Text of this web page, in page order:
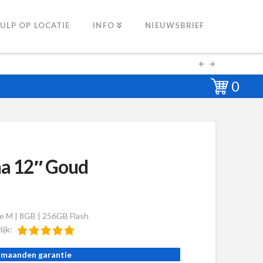
OP LOCATIE INFO NIEUWSBRIEF
0
12″ Goud
M | 8GB | 256GB Flash
maanden garantie